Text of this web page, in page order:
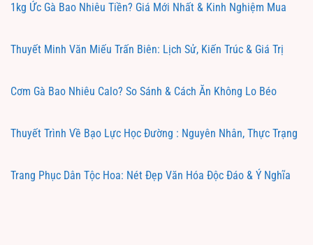
1kg Ức Gà Bao Nhiêu Tiền? Giá Mới Nhất & Kinh Nghiệm Mua
Thuyết Minh Văn Miếu Trấn Biên: Lịch Sử, Kiến Trúc & Giá Trị
Cơm Gà Bao Nhiêu Calo? So Sánh & Cách Ăn Không Lo Béo
Thuyết Trình Về Bạo Lực Học Đường : Nguyên Nhân, Thực Trạng
Trang Phục Dân Tộc Hoa: Nét Đẹp Văn Hóa Độc Đáo & Ý Nghĩa